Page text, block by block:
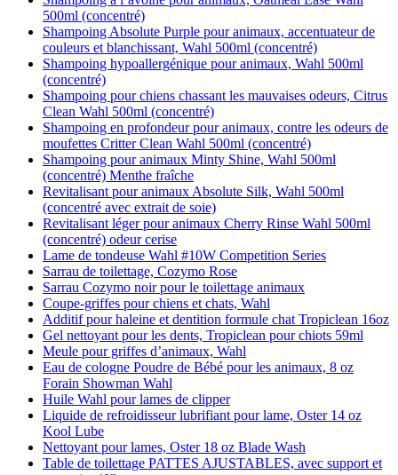
500ml (concentré)
Shampoing Absolute Purple pour animaux, accentuateur de
couleurs et blanchissant, Wahl 500ml (concentré)
Shampoing hypoallergénique pour animaux, Wahl 500ml
(concentré)
Shampoing pour chiens chassant les mauvaises odeurs, Citrus
Clean Wahl 500ml (concentré)
Shampoing en profondeur pour animaux, contre les odeurs de
moufettes Critter Clean Wahl 500ml (concentré)
Shampoing pour animaux Minty Shine, Wahl 500ml
(concentré) Menthe fraîche
Revitalisant pour animaux Absolute Silk, Wahl 500ml
(concentré avec extrait de soie)
Revitalisant léger pour animaux Cherry Rinse Wahl 500ml
(concentré) odeur cerise
Lame de tondeuse Wahl #10W Competition Series
Sarrau de toilettage, Cozymo Rose
Sarrau Cozymo noir pour le toilettage animaux
Coupe-griffes pour chiens et chats, Wahl
Additif pour haleine et dentition formule chat Tropiclean 16oz
Gel nettoyant pour les dents, Tropiclean pour chiots 59ml
Meule pour griffes d’animaux, Wahl
Eau de cologne Poudre de Bébé pour les animaux, 8 oz
Forain Showman Wahl
Huile Wahl pour lames de clipper
Liquide de refroidisseur lubrifiant pour lame, Oster 14 oz
Kool Lube
Nettoyant pour lames, Oster 18 oz Blade Wash
Table de toilettage PATTES AJUSTABLES, avec support et